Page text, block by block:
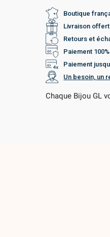
Boutique
Livraison
Retours et
Paiement
Paiement
Un besoin, un
Chaque Bijou GL